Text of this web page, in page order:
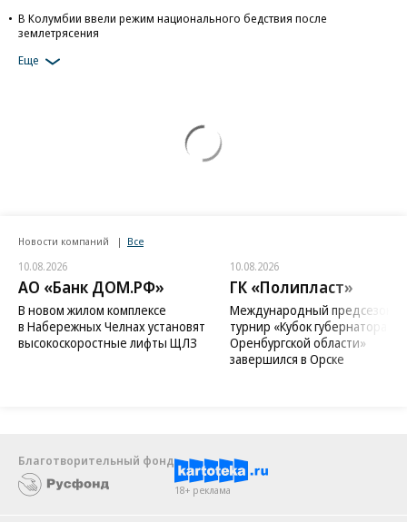
В Колумбии ввели режим национального бедствия после
землетрясения
Еще
Новости компаний Все
10.08.2026
АО «Банк ДОМ.РФ»
В новом жилом комплексе
в Набережных Челнах установят
высокоскоростные лифты ЩЛЗ
10.08.2026
ГК «Полипласт»
Международный
турнир «Кубок губернатора
Оренбургской области»
завершился в Орске
Благотворительный фонд
18+ реклама